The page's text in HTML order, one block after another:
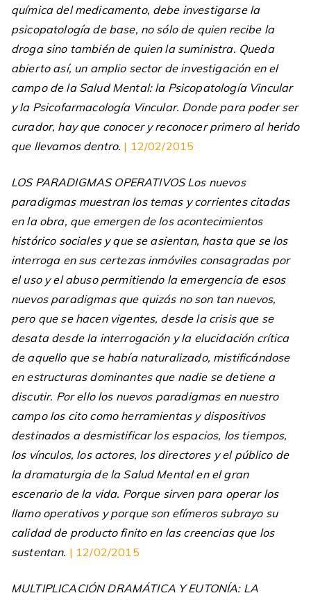
química del medicamento, debe investigarse la
psicopatología de base, no sólo de quien recibe la
droga sino también de quien la suministra. Queda
abierto así, un amplio sector de investigación en el
campo de la Salud Mental: la Psicopatología Vincular
y la Psicofarmacología Vincular. Donde para poder ser
curador, hay que conocer y reconocer primero al herido
que llevamos dentro. | 12/02/2015
LOS PARADIGMAS OPERATIVOS Los nuevos
paradigmas muestran los temas y corrientes citadas
en la obra, que emergen de los acontecimientos
histórico sociales y que se asientan, hasta que se los
interroga en sus certezas inmóviles consagradas por
el uso y el abuso permitiendo la emergencia de esos
nuevos paradigmas que quizás no son tan nuevos,
pero que se hacen vigentes, desde la crisis que se
desata desde la interrogación y la elucidación crítica
de aquello que se había naturalizado, mistificándose
en estructuras dominantes que nadie se detiene a
discutir. Por ello los nuevos paradigmas en nuestro
campo los cito como herramientas y dispositivos
destinados a desmistificar los espacios, los tiempos,
los vínculos, los actores, los directores y el público de
la dramaturgia de la Salud Mental en el gran
escenario de la vida. Porque sirven para operar los
llamo operativos y porque son efímeros subrayo su
calidad de producto finito en las creencias que los
sustentan. | 12/02/2015
MULTIPLICACIÓN DRAMÁTICA Y EUTONÍA: LA